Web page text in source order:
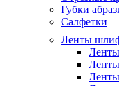
Губки
Салфетки
Ленты